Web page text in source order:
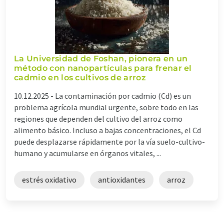
La Universidad de Foshan, pionera en un
método con nanopartículas para frenar el
cadmio en los cultivos de arroz
10.12.2025 - La contaminación por cadmio (Cd) es un
problema agrícola mundial urgente, sobre todo en las
regiones que dependen del cultivo del arroz como
alimento básico. Incluso a bajas concentraciones, el Cd
puede desplazarse rápidamente por la vía suelo-cultivo-
humano y acumularse en órganos vitales, ...
estrés oxidativo antioxidantes arroz